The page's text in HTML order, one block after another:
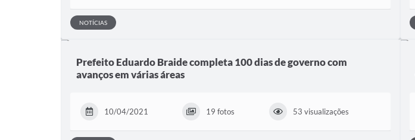
NOTÍCIAS
Prefeito Eduardo Braide completa 100 dias de governo com
avanços em várias áreas
10/04/2021 19 fotos 53 visualizações